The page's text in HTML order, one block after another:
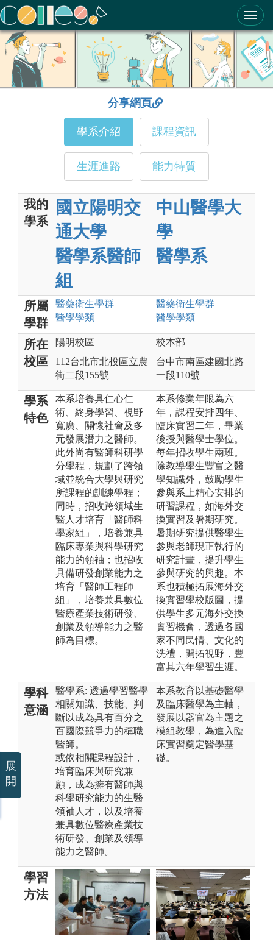
ColleGo! 大學選才與高中育才輔助系統
分享網頁
學系介紹 課程資訊
生涯進路 能力特質
我的
學系
國立陽明交
通大學
醫學系醫師
組
中山醫學大
學
醫學系
所屬
學群
醫藥衛生學群
醫學學類
醫藥衛生學群
醫學學類
所在
校區
陽明校區
112台北市北投區立農
街二段155號
校本部
台中市南區建國北路
一段110號
學系
特色
本系培養具仁心仁
術、終身學習、視野
寬廣、關懷社會及多
元發展潛力之醫師。
此外尚有醫師科研學
分學程，規劃了跨領
域並統合大學與研究
所課程的訓練學程；
同時，招收跨領域生
醫人才培育「醫師科
學家組」，培養兼具
臨床專業與科學研究
能力的領袖；也招收
具備研發創業能力之
培育「醫師工程師
組」，培養兼具數位
醫療產業技術研發、
創業及領導能力之醫
師為目標。
本系修業年限為六
年，課程安排四年、
臨床實習二年，畢業
後授與醫學士學位。
每年招收學生兩班。
除教導學生豐富之醫
學知識外，鼓勵學生
參與系上精心安排的
研習課程，如海外交
換實習及暑期研究。
暑期研究提供醫學生
參與老師現正執行的
研究計畫，提升學生
參與研究的興趣。本
系也積極拓展海外交
換實習學校版圖，提
供學生多元海外交換
實習機會，透過各國
家不同民情、文化的
洗禮，開拓視野，豐
富其六年學習生涯。
學科
意涵
醫學系: 透過學習醫學
相關知識、技能、判
斷以成為具有百分之
百國際競爭力的稱職
醫師。
或依相關課程設計，
培育臨床與研究兼
顧，成為擁有醫師與
科學研究能力的生醫
領袖人才，以及培養
兼具數位醫療產業技
術研發、創業及領導
能力之醫師。
本系教育以基礎醫學
及臨床醫學為主軸，
發展以器官為主題之
模組教學，為進入臨
床實習奠定醫學基
礎。
學習
方法
展
開